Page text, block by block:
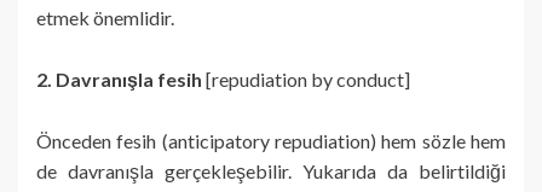
etmek önemlidir.
2. Davranışla fesih [repudiation by conduct]
Önceden fesih (anticipatory repudiation) hem sözle hem
de davranışla gerçekleşebilir. Yukarıda da belirtildiği